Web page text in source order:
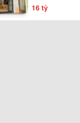
16 tỷ